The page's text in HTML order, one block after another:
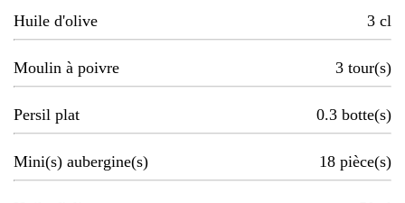
Huile d'olive 3 cl
Moulin à poivre 3 tour(s)
Persil plat 0.3 botte(s)
Mini(s) aubergine(s) 18 pièce(s)